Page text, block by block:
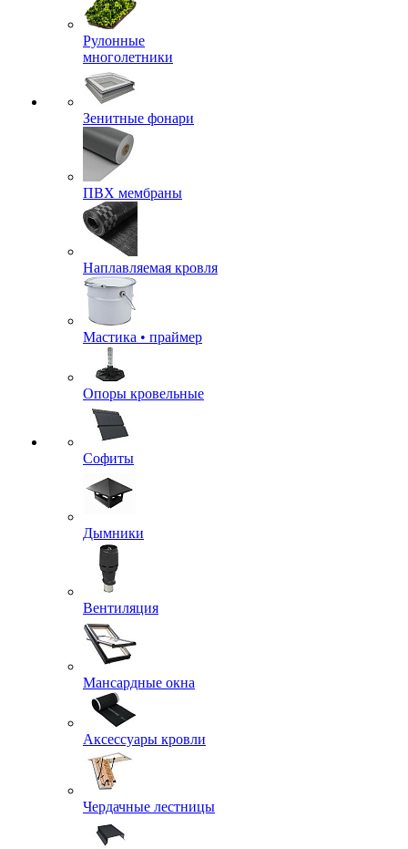
Рулонные
многолетники
Зенитные фонари
ПВХ мембраны
Наплавляемая кровля
Мастика • праймер
Опоры кровельные
Софиты
Дымники
Вентиляция
Мансардные окна
Аксессуары кровли
Чердачные лестницы